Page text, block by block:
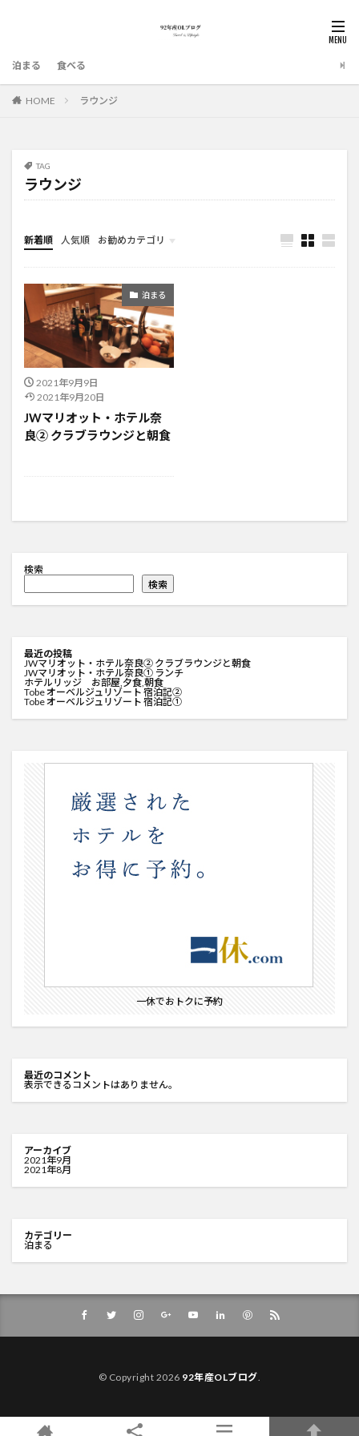
泊まる 食べる
HOME ラウンジ
TAG
ラウンジ
新着順 人気順 お勧めカテゴリ
泊まる
泊まる
2021年9月9日
2021年9月20日
JWマリオット・ホテル奈
良② クラブラウンジと朝食
検索
検索
最近の投稿
JWマリオット・ホテル奈良② クラブラウンジと朝食
JWマリオット・ホテル奈良① ランチ
ホテルリッジ お部屋,夕食,朝食
Tobe オーベルジュリゾート 宿泊記②
Tobe オーベルジュリゾート 宿泊記①
一休でおトクに予約
最近のコメント
表示できるコメントはありません。
アーカイブ
2021年9月
2021年8月
カテゴリー
泊まる
© Copyright 2026 92年産OLブログ